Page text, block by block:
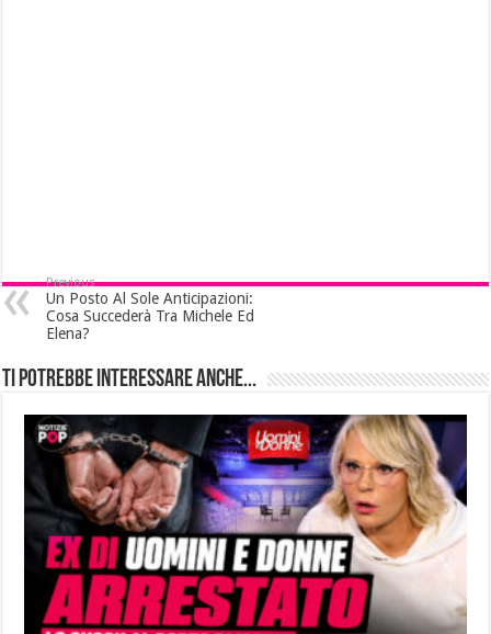
Previous
Un Posto Al Sole Anticipazioni:
Cosa Succederà Tra Michele Ed
Elena?
Ti potrebbe interessare anche...